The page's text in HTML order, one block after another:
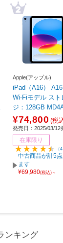
Apple(アップル)
iPad（A16）
Wi-Fiモデル ストレー
ジ：128GB
ブルー
¥74,800 (税
発売日：2025/03/12
在庫限り
（4
中古商品が計5点
ます
¥69,980(税込)～
ンキング